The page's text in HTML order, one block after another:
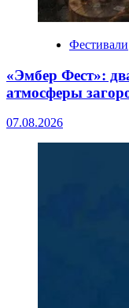
Фестивали
«Эмбер Фест»:
атмосферы
07.08.2026